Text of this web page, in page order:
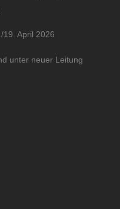
19. April 2026
unter neuer Leitung